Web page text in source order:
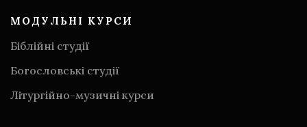
МОДУЛЬНІ КУРСИ
Біблійні студії
Богословські студії
Літургійно-музичні курси